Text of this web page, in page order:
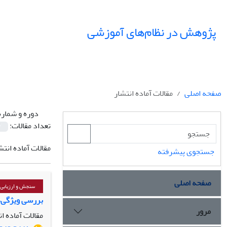
پژوهش در نظام‌های آموزشی
صفحه اصلی
مقالات آماده انتشار
دوره و
تعداد مقالات:
مقالات آماده
سنجش و
بررسی
مقالات آماده
جستجوی پیشرفته
صفحه اصلی
مرور